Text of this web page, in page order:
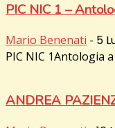
PIC NIC 1 –
Mario Benenati - 5
PIC NIC 1Antologia
ANDREA